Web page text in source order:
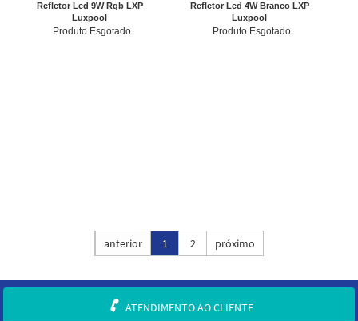
Refletor Led 9W Rgb LXP
Luxpool
Produto Esgotado
Refletor Led 4W Branco LXP
Luxpool
Produto Esgotado
anterior 1 2 próximo
ATENDIMENTO AO CLIENTE